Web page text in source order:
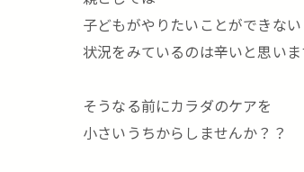
子どもがやりたいことができない
状況をみているのは辛いと思いま
そうなる前にカラダのケアを
小さいうちからしませんか？？